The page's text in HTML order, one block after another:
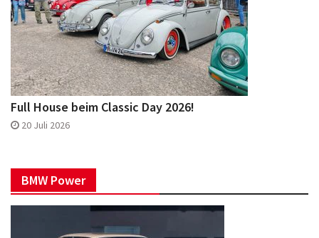
Full House beim Classic Day 2026!
20 Juli 2026
BMW Power